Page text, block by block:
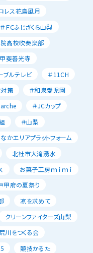
レス花鳥風月
＃ＦＣふじざくら山梨
高校吹奏楽部
斐善光寺
ブルテレビ
＃11CH
策
＃和泉愛児園
＃JCカップ
＃山梨
かエリアプラットフォーム
北杜市大滝湧水
お菓子工房ｍｉｍｉ
甲府の夏祭り
凉を求めて
クリーンファイターズ山梨
川をつくる会
競技かるた